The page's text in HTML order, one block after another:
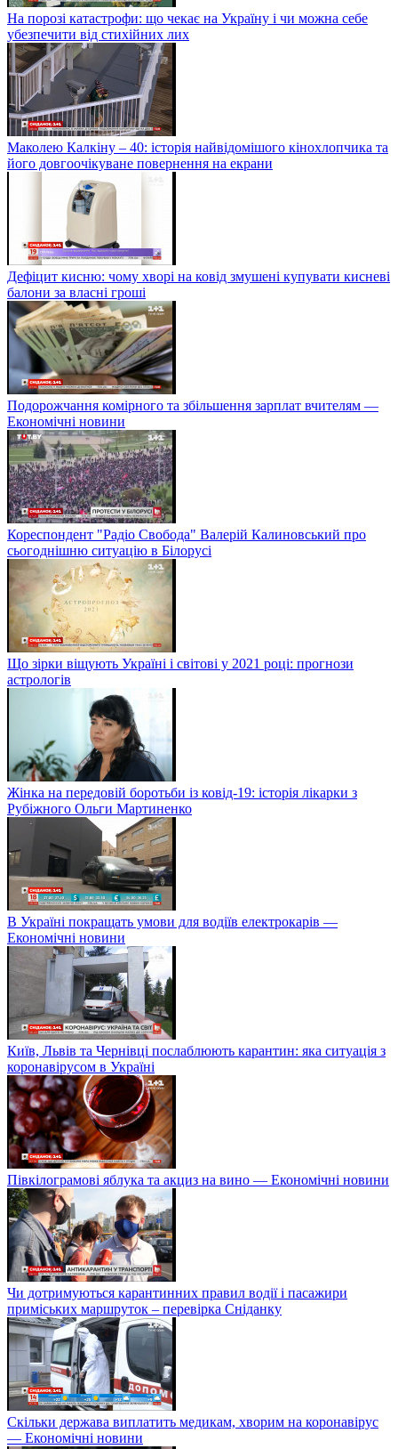
На порозі катастрофи: що чекає на Україну і чи можна себе
убезпечити від стихійних лих
Маколею Калкіну – 40: історія найвідомішого кінохлопчика та
його довгоочікуване повернення на екрани
Дефіцит кисню: чому хворі на ковід змушені купувати кисневі
балони за власні гроші
Подорожчання комірного та збільшення зарплат вчителям —
Економічні новини
Кореспондент "Радіо Свобода" Валерій Калиновський про
сьогоднішню ситуацію в Білорусі
Що зірки віщують Україні і світові у 2021 році: прогнози
астрологів
Жінка на передовій боротьби із ковід-19: історія лікарки з
Рубіжного Ольги Мартиненко
В Україні покращать умови для водіїв електрокарів —
Економічні новини
Київ, Львів та Чернівці послаблюють карантин: яка ситуація з
коронавірусом в Україні
Півкілограмові яблука та акциз на вино — Економічні новини
Чи дотримуються карантинних правил водії і пасажири
приміських маршруток – перевірка Сніданку
Скільки держава виплатить медикам, хворим на коронавірус
— Економічні новини